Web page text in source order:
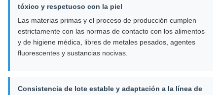
tóxico y respetuoso con la piel
Las materias primas y el proceso de producción cumplen
estrictamente con las normas de contacto con los alimentos
y de higiene médica, libres de metales pesados, agentes
fluorescentes y sustancias nocivas.
Consistencia de lote estable y adaptación a la línea de